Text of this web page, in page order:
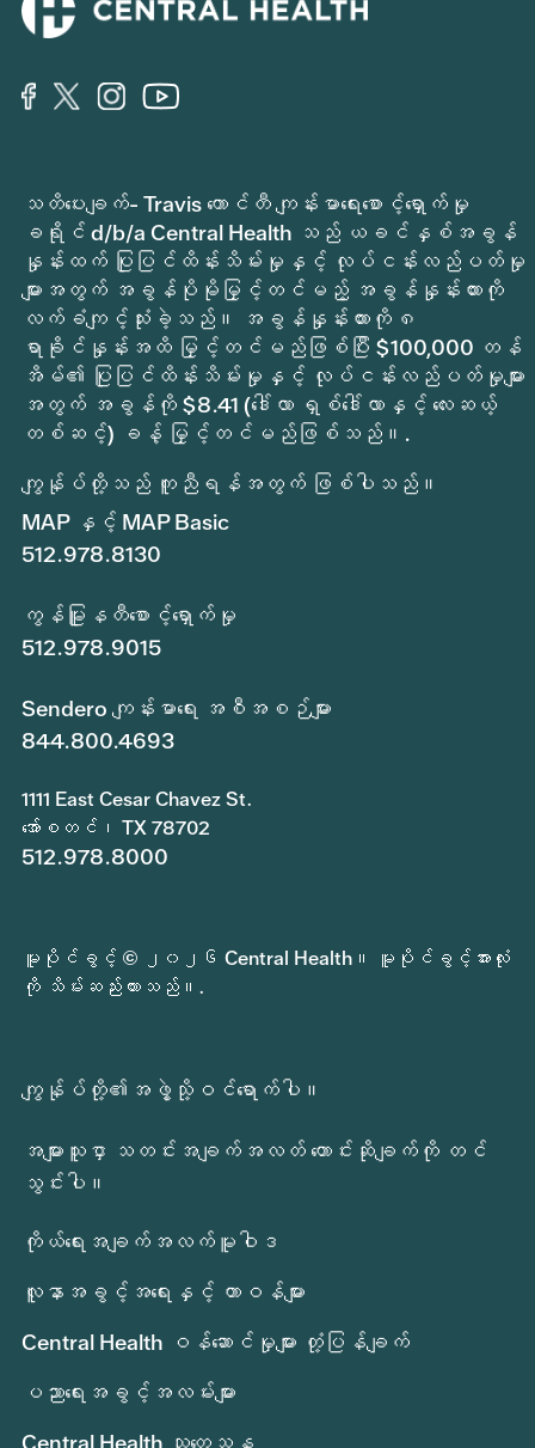
သတိပေးချက်- Travis ကောင်တီ ကျန်းမာရေးစောင့်ရှောက်မှု
ခရိုင် d/b/a Central Health သည် ယခင်နှစ်အခွန်
နှုန်းထက် ပြုပြင်ထိန်းသိမ်းမှုနှင့် လုပ်ငန်းလည်ပတ်မှု
များအတွက် အခွန်ပိုမိုမြှင့်တင်မည့် အခွန်နှုန်းထားကို
လက်ခံကျင့်သုံးခဲ့သည်။ အခွန်နှုန်းထားကို ၈
ရာခိုင်နှုန်းအထိ မြှင့်တင်မည်ဖြစ်ပြီး $100,000 တန်
အိမ်၏ ပြုပြင်ထိန်းသိမ်းမှုနှင့် လုပ်ငန်းလည်ပတ်မှုများ
အတွက် အခွန်ကို $8.41 (ဒေါ်လာ ရှစ်ဒေါ်လာနှင့် လေးဆယ့်
တစ်ဆင့်) ခန့် မြှင့်တင်မည်ဖြစ်သည်။.
ကျွန်ုပ်တို့သည် ကူညီရန်အတွက် ဖြစ်ပါသည်။
MAP နှင့် MAP Basic
512.978.8130
ကွန်မြူနတီစောင့်ရှောက်မှု
512.978.9015
Sendero ကျန်းမာရေး အစီအစဉ်များ
844.800.4693
1111 East Cesar Chavez St.
အော်စတင်၊ TX 78702
512.978.8000
မူပိုင်ခွင့် © ၂၀၂၆ Central Health။ မူပိုင်ခွင့်အားလုံး
ကို သိမ်းဆည်းထားသည်။.
ကျွန်ုပ်တို့၏အဖွဲ့သို့ဝင်ရောက်ပါ။
အများသူငှာ သတင်းအချက်အလတ် တောင်းဆိုချက်ကို တင်
သွင်းပါ။
ကိုယ်ရေးအချက်အလက်မူဝါဒ
လူနာအခွင့်အရေးနှင့် တာဝန်များ
Central Health ဝန်ဆောင်မှုများ တုံ့ပြန်ချက်
ပညာရေးအခွင့်အလမ်းများ
Central Health သုတေသန